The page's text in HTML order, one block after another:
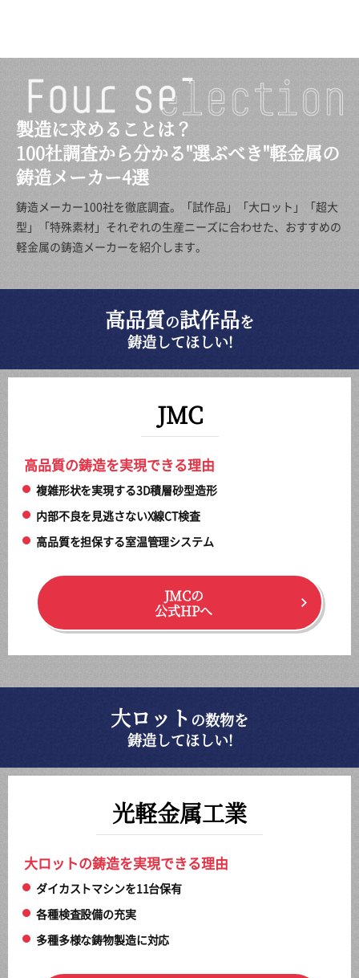
製造に求めることは？
100社調査から分かる"選ぶべき"軽金属の
鋳造メーカー4選
鋳造メーカー100社を徹底調査。「試作品」「大ロット」「超大
型」「特殊素材」それぞれの生産ニーズに合わせた、おすすめの
軽金属の鋳造メーカーを紹介します。
高品質の試作品を
鋳造してほしい!
JMC
高品質の鋳造を実現できる理由
複雑形状を実現する3D積層砂型造形
内部不良を見逃さないX線CT検査
高品質を担保する室温管理システム
JMCの
公式HPへ
大ロット の数物を
鋳造してほしい!
光軽金属工業
大ロットの鋳造を実現できる理由
ダイカストマシンを11台保有
各種検査設備の充実
多種多様な鋳物製造に対応